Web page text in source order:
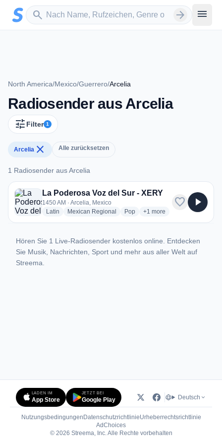
Zum Hauptinhalt springen
search
Sender suchen arrow_forward menu
North America/Mexico/Guerrero/Arcelia
Radiosender aus Arcelia
tune Filter 1
Arcelia close Alle zurücksetzen
1 Radiosender aus Arcelia
1 Radiosender aus Arcelia
La Poderosa Voz del Sur - XERY
1450 AM · Arcelia, Mexico
Latin radio stations
Mexican Regional radio stations
Popradio stations
+1 more genres for La
more
favorite play_arrow
Hören Sie 1 Live-Radiosender kostenlos online. Entdecken
Sie Musik, Nachrichten, Sport und mehr aus aller Welt auf
Streema.
LADEN IM
App Store
JETZT BEI
Google Play Deutsch
Nutzungsbedingungen DatenschutzrichtlinieUrheberrechtsrichtlinie
AdChoices(öffnet in neuem Tab)
© 2026 Streema, Inc. Alle Rechte vorbehalten